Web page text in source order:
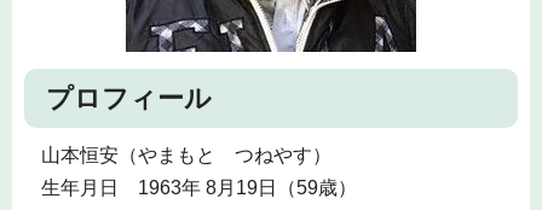
プロフィール
山本恒安（やまもと つねやす）
生年月日 1963年 8月19日（59歳）